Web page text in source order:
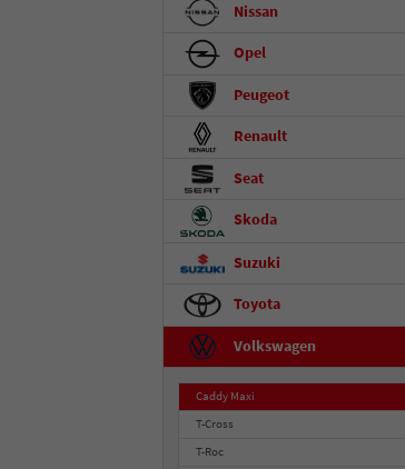
Nissan
Opel
Peugeot
Renault
Seat
Skoda
Suzuki
Toyota
Volkswagen
Caddy Maxi
T-Cross
T-Roc